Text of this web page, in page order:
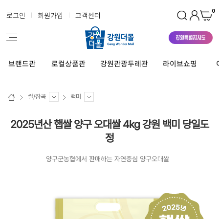
로그인 회원가입 고객센터 0
브랜드관 로컬상품관 강원관광두레관 라이브쇼핑
쌀/잡곡 백미
2025년산 햅쌀 양구 오대쌀 4kg 강원 백미 당일도
정
양구군농협에서 판매하는 자연중심 양구오대쌀